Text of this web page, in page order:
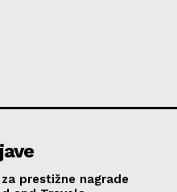
prestižne nagrade